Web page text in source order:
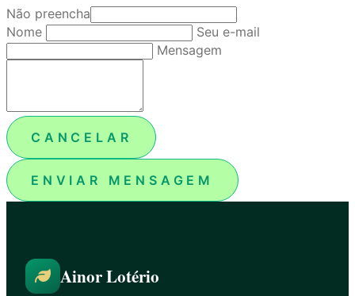
Não preencha
Nome
Seu e-mail
Mensagem
CANCELAR
ENVIAR MENSAGEM
Ainor Lotério